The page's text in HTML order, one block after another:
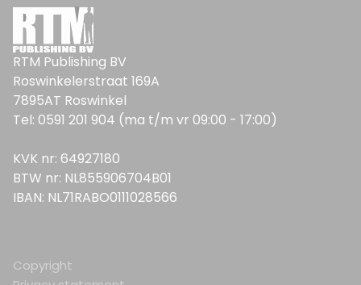
RTM Publishing BV
Roswinkelerstraat 169A
7895AT Roswinkel
Tel: 0591 201 904 (ma t/m vr 09:00 - 17:00)
KVK nr: 64927180
BTW nr: NL855906704B01
IBAN: NL71RABO0111028566
Copyright